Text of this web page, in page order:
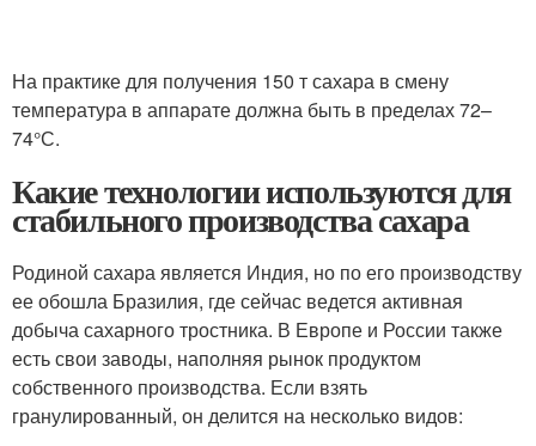
На практике для получения 150 т сахара в смену
температура в аппарате должна быть в пределах 72–
74°С.
Какие технологии используются для
стабильного производства сахара
Родиной сахара является Индия, но по его производству
ее обошла Бразилия, где сейчас ведется активная
добыча сахарного тростника. В Европе и России также
есть свои заводы, наполняя рынок продуктом
собственного производства. Если взять
гранулированный, он делится на несколько видов: